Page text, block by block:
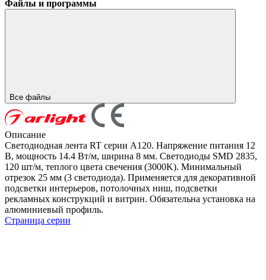
Файлы и программы
Все файлы
Описание
Светодиодная лента RT серии A120. Напряжение питания 12
В, мощность 14.4 Вт/м, ширина 8 мм. Светодиоды SMD 2835,
120 шт/м, теплого цвета свечения (3000K). Минимальный
отрезок 25 мм (3 светодиода). Применяется для декоративной
подсветки интерьеров, потолочных ниш, подсветки
рекламных конструкций и витрин. Обязательна установка на
алюминиевый профиль.
Страница серии